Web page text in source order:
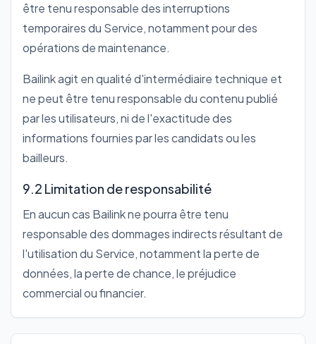
être tenu responsable des interruptions
temporaires du Service, notamment pour des
opérations de maintenance.
Bailink agit en qualité d'intermédiaire technique et
ne peut être tenu responsable du contenu publié
par les utilisateurs, ni de l'exactitude des
informations fournies par les candidats ou les
bailleurs.
9.2 Limitation de responsabilité
En aucun cas Bailink ne pourra être tenu
responsable des dommages indirects résultant de
l'utilisation du Service, notamment la perte de
données, la perte de chance, le préjudice
commercial ou financier.